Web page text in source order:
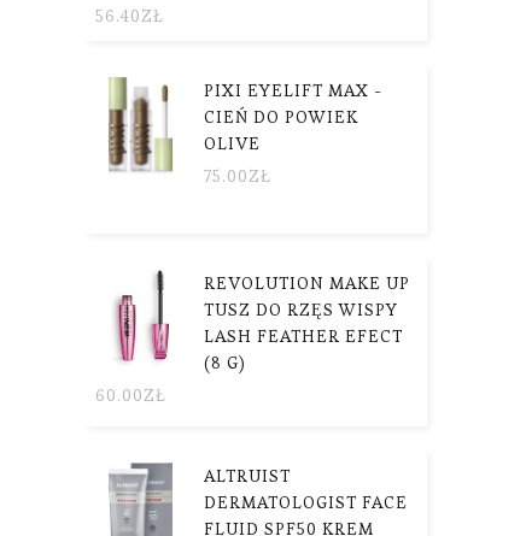
56.40ZŁ
PIXI EYELIFT MAX -
CIEŃ DO POWIEK
OLIVE
75.00ZŁ
REVOLUTION MAKE UP
TUSZ DO RZĘS WISPY
LASH FEATHER EFECT
(8 G)
60.00ZŁ
ALTRUIST
DERMATOLOGIST FACE
FLUID SPF50 KREM